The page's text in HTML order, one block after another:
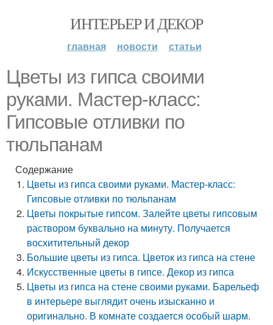
ИНТЕРЬЕР И ДЕКОР
главная новости статьи
Цветы из гипса своими
руками. Мастер-класс:
Гипсовые отливки по
тюльпанам
Содержание
Цветы из гипса своими руками. Мастер-класс:
Гипсовые отливки по тюльпанам
Цветы покрытые гипсом. Залейте цветы гипсовым
раствором буквально на минуту. Получается
восхитительный декор
Большие цветы из гипса. Цветок из гипса на стене
Искусственные цветы в гипсе. Декор из гипса
Цветы из гипса на стене своими руками. Барельеф
в интерьере выглядит очень изысканно и
оригинально. В комнате создается особый шарм.